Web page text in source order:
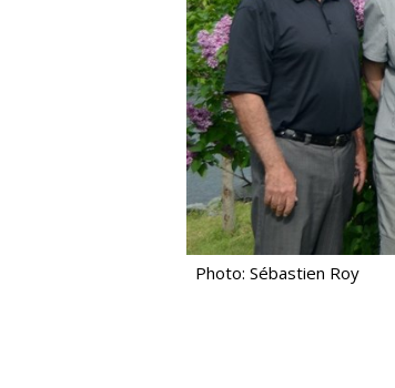
Photo: Sébastien Roy